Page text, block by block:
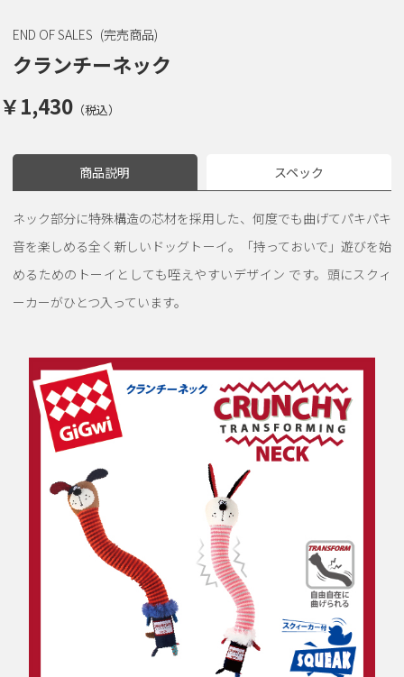
END OF SALES (完売商品)
クランチーネック
￥1,430（税込）
商品説明 スペック
ネック部分に特殊構造の芯材を採用した、何度でも曲げてパキパキ
音を楽しめる全く新しいドッグトーイ。「持っておいで」遊びを始
めるためのトーイとしても咥えやすいデザイン です。頭にスクィ
ーカーがひとつ入っています。